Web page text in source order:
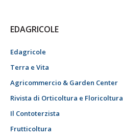
EDAGRICOLE
Edagricole
Terra e Vita
Agricommercio & Garden Center
Rivista di Orticoltura e Floricoltura
Il Contoterzista
Frutticoltura